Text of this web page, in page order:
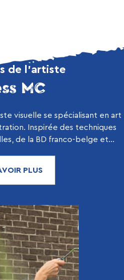
de l’artiste
MC
visuelle se spécialisant en art
Inspirée des techniques
de la BD franco-belge et...
PLUS